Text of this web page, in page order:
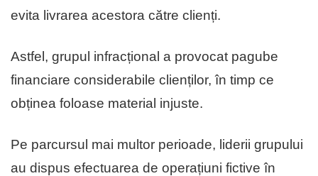
evita livrarea acestora către clienți.
Astfel, grupul infracțional a provocat pagube
financiare considerabile clienților, în timp ce
obținea foloase material injuste.
Pe parcursul mai multor perioade, liderii grupului
au dispus efectuarea de operațiuni fictive în